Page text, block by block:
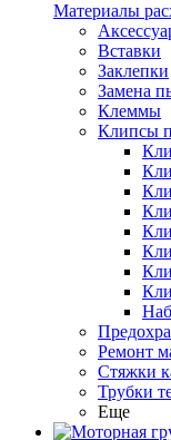
Материалы
Вставки
Заклепки
Замена
Клеммы
Клипсы
Ремонт
Стяжки
Трубки
Еще